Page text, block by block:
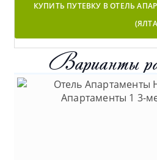
КУПИТЬ ПУТЕВКУ В ОТЕЛЬ
Варианты